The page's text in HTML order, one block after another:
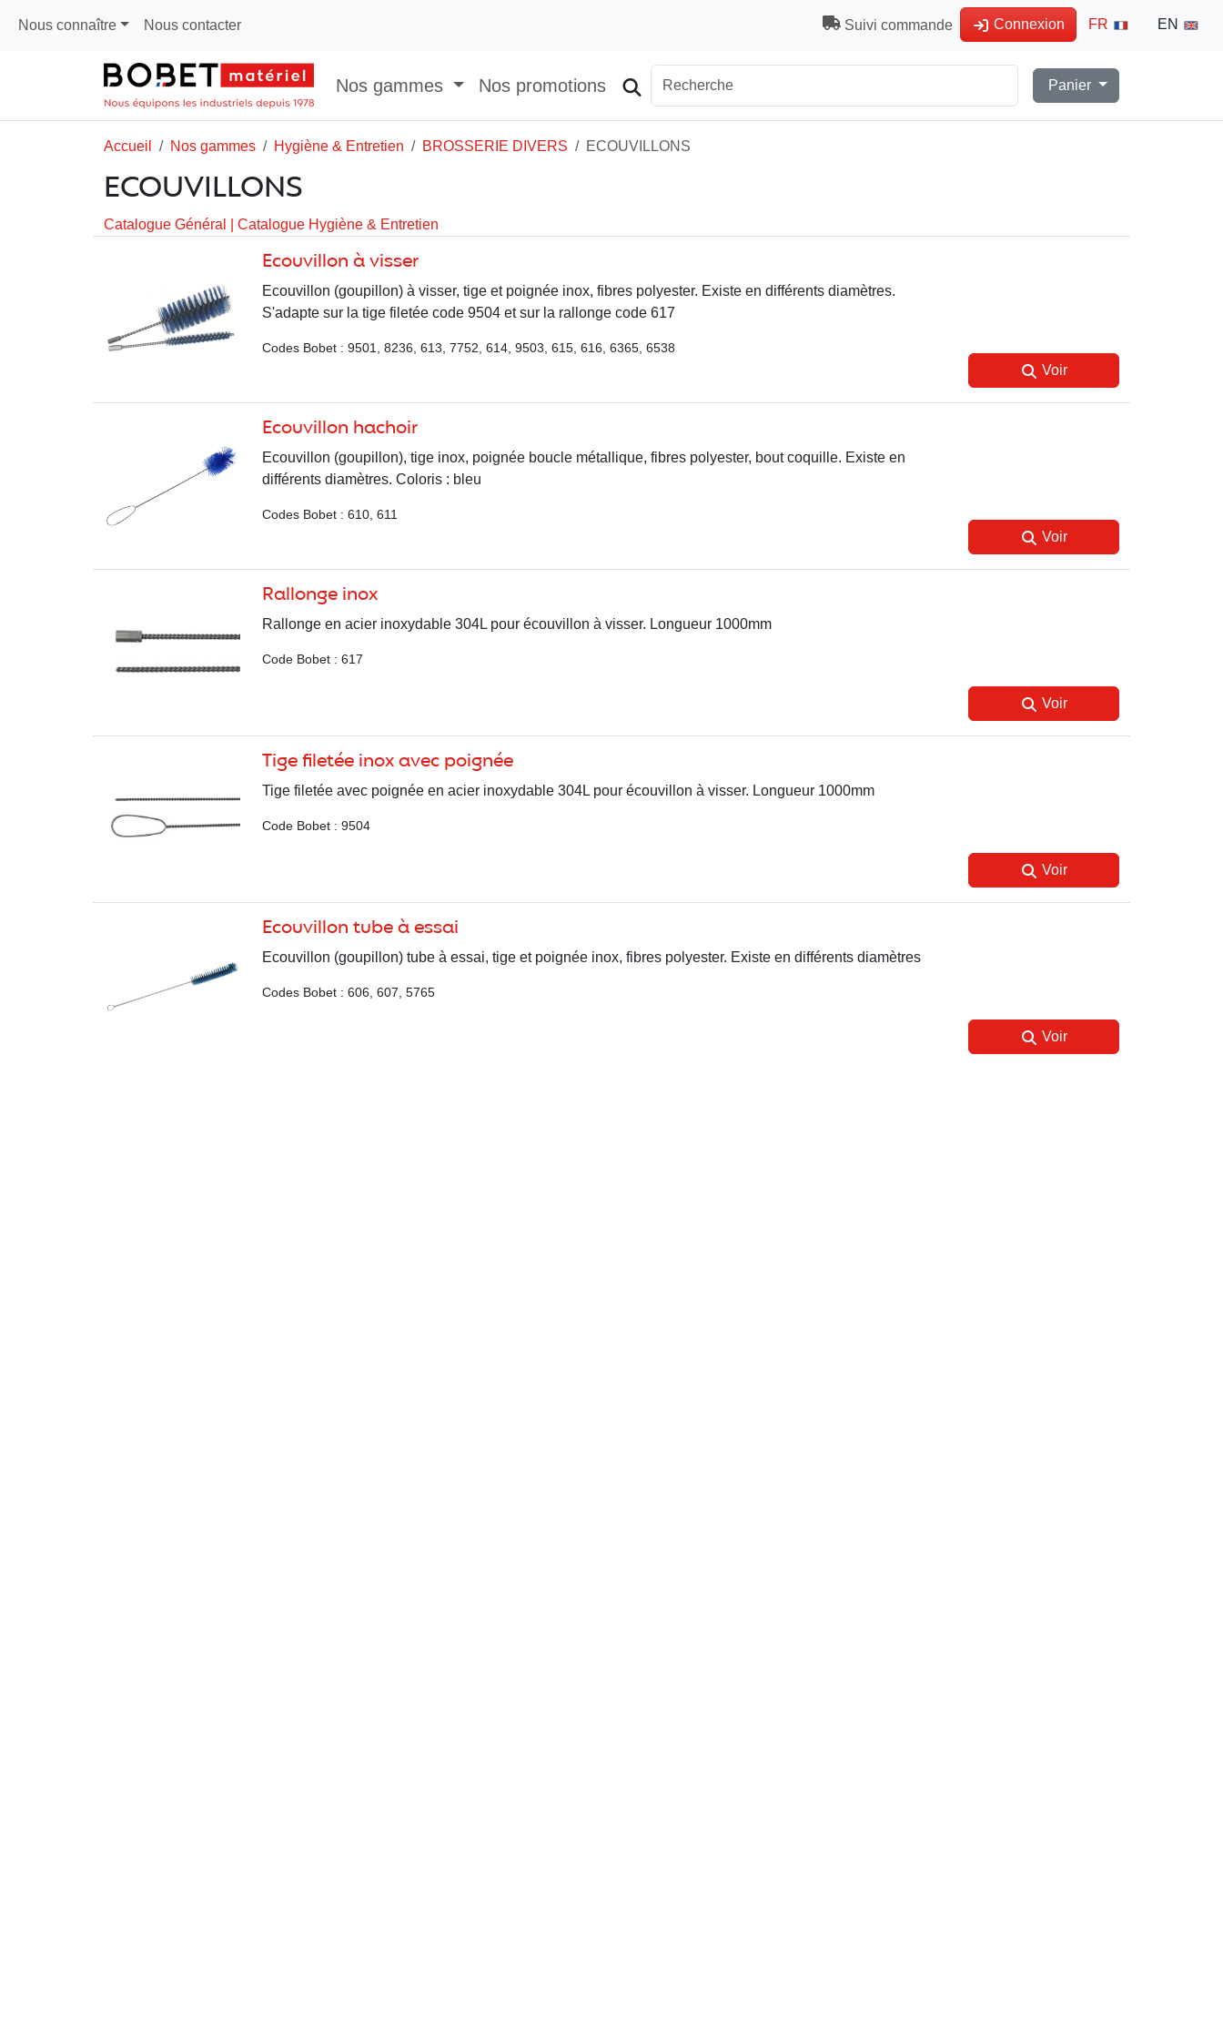
Nous connaître Nous contacter Suivi commande Connexion FR EN
Nos gammes Nos promotions Panier
Accueil Nos gammes Hygiène & Entretien BROSSERIE DIVERS ECOUVILLONS
ECOUVILLONS
Catalogue Général Catalogue Hygiène & Entretien
Ecouvillon à visser
Ecouvillon (goupillon) à visser, tige et poignée inox, fibres polyester. Existe en différents diamètres.
S'adapte sur la tige filetée code 9504 et sur la rallonge code 617
Codes Bobet : 9501, 8236, 613, 7752, 614, 9503, 615, 616, 6365, 6538
Voir
Ecouvillon hachoir
Ecouvillon (goupillon), tige inox, poignée boucle métallique, fibres polyester, bout coquille. Existe en
différents diamètres. Coloris : bleu
Codes Bobet : 610, 611
Voir
Rallonge inox
Rallonge en acier inoxydable 304L pour écouvillon à visser. Longueur 1000mm
Code Bobet : 617
Voir
Tige filetée inox avec poignée
Tige filetée avec poignée en acier inoxydable 304L pour écouvillon à visser. Longueur 1000mm
Code Bobet : 9504
Voir
Ecouvillon tube à essai
Ecouvillon (goupillon) tube à essai, tige et poignée inox, fibres polyester. Existe en différents diamètres
Codes Bobet : 606, 607, 5765
Voir